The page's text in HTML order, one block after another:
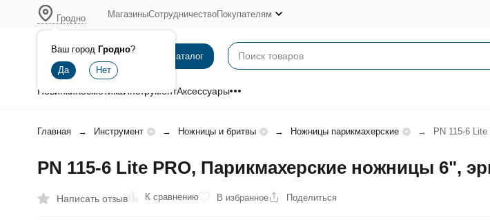
Гродно
Ваш город Гродно?
МагазиныСотрудничествоПокупателям
Каталог
НовинкиКосметикаИнструментАксессуары
Главная Инструмент Ножницы и бритвы Ножницы парикмахерские PN 115-6
PN 115-6 Lite PRO, Парикмахерские ножницы 6",
Написать отзыв К сравнению В избранное Поделиться